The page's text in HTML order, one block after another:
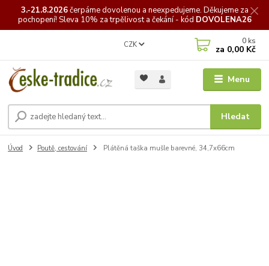
3.-21.8.2026čerpámedovolenou a neexpedujeme. Děkujeme za
pochopení! Sleva 10% za trpělivost a čekání - kód DOVOLENA26
Menu
CZK
Hledat
0 ks
za 0,00 Kč
Úvod Poutě, cestování Plátěná taška mušle barevné, 34,7x66cm